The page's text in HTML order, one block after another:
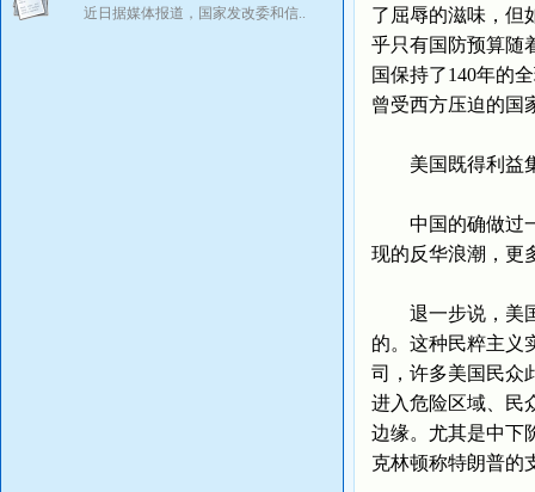
近日据媒体报道，国家发改委和信..
了屈辱的滋味，但
乎只有国防预算随
国保持了140年的
曾受西方压迫的国
美国既得利益集
中国的确做过一
现的反华浪潮，更
退一步说，美国
的。这种民粹主义
司，许多美国民众
进入危险区域、民
边缘。尤其是中下
克林顿称特朗普的